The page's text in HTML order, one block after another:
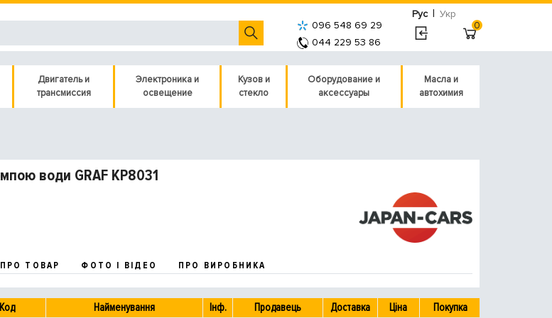
Рус | Укр
096 548 69 29
044 229 53 86
0
Двигатель и
трансмиссия
Электроника и
освещение
Кузов и
стекло
Оборудование и
аксессуары
Масла и
автохимия
води GRAF KP8031
ПРО ТОВАР ФОТО І ВІДЕО ПРО ВИРОБНИКА
Код Найменування Інф. Продавець Доставка Ціна Покупка